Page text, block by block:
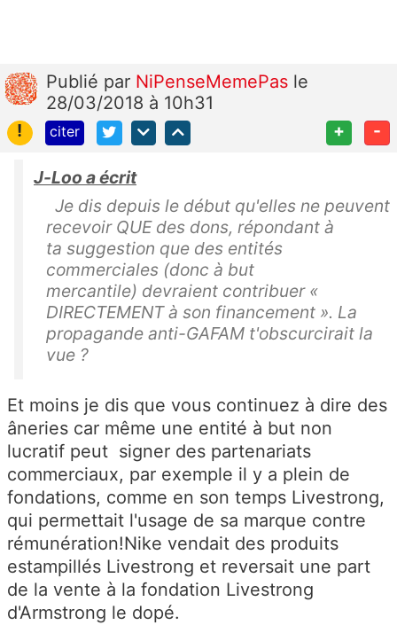
Publié par NiPenseMemePas le
28/03/2018 à 10h31
!
citer + -
J-Loo a écrit
Je dis depuis le début qu'elles ne peuvent
recevoir QUE des dons, répondant à
ta suggestion que des entités
commerciales (donc à but
mercantile) devraient contribuer «
DIRECTEMENT à son financement ». La
propagande anti-GAFAM t'obscurcirait la
vue ?
Et moins je dis que vous continuez à dire des
âneries car même une entité à but non
lucratif peut signer des partenariats
commerciaux, par exemple il y a plein de
fondations, comme en son temps Livestrong,
qui permettait l'usage de sa marque contre
rémunération!Nike vendait des produits
estampillés Livestrong et reversait une part
de la vente à la fondation Livestrong
d'Armstrong le dopé.